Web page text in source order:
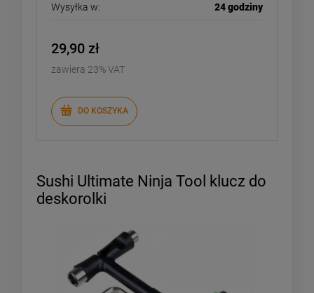
Wysyłka w: 24 godziny
29,90 zł
zawiera 23% VAT
DO KOSZYKA
Sushi Ultimate Ninja Tool klucz do
deskorolki